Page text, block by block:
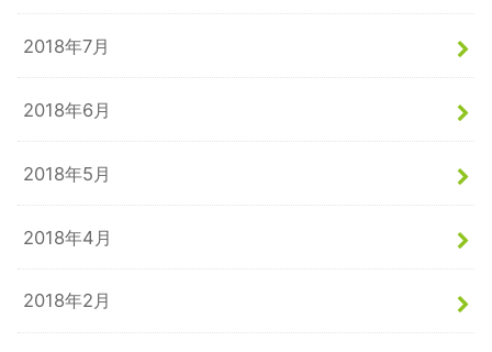
2018年7月
2018年6月
2018年5月
2018年4月
2018年2月